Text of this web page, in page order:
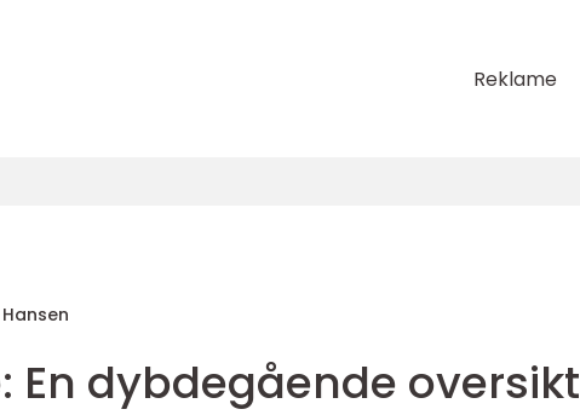
Reklame
En dybdegående oversikt